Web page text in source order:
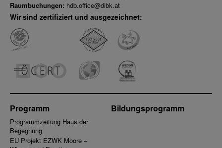
Raumbuchungen: hdb.office@dibk.at
Wir sind zertifiziert und ausgezeichnet:
Programm
Programmzeitung Haus der
Begegnung
EU Projekt EZWK Moore –
Bildungsprogramm